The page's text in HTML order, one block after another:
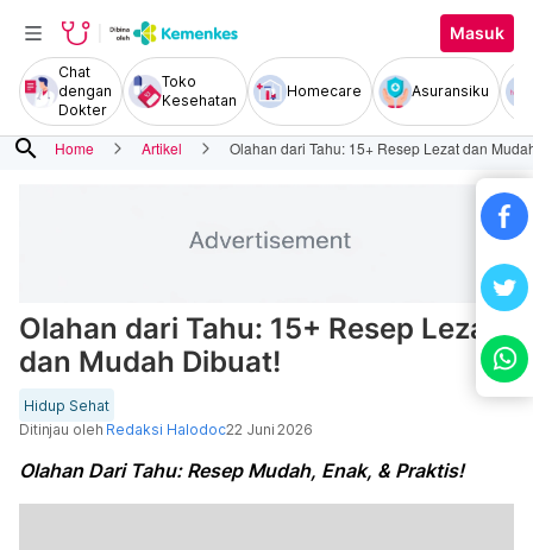
Masuk
Chat
dengan
Dokter
Toko
Kesehatan
Homecare Asuransiku
search Home Artikel Olahan dari Tahu: 15+ Resep Lezat dan
Olahan dari Tahu: 15+ Resep Lezat
dan Mudah Dibuat!
Hidup Sehat
Ditinjau oleh Redaksi Halodoc22 Juni 2026
Olahan Dari Tahu: Resep Mudah, Enak, & Praktis!